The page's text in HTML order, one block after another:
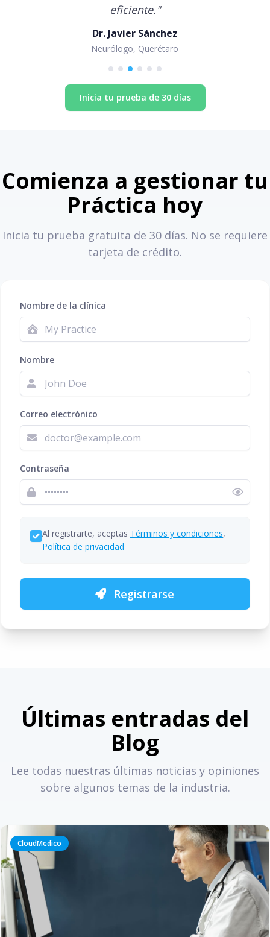
eficiente."
Dr. Javier Sánchez
Neurólogo, Querétaro
Inicia tu prueba de 30 días
Comienza a gestionar tu
Práctica hoy
Inicia tu prueba gratuita de 30 días. No se requiere
tarjeta de crédito.
Nombre de la clínica
Nombre
Correo electrónico
Contraseña
Al registrarte, aceptas Términos y condiciones,
Política de privacidad
Registrarse
Últimas entradas del
Blog
Lee todas nuestras últimas noticias y opiniones
sobre algunos temas de la industria.
CloudMedico